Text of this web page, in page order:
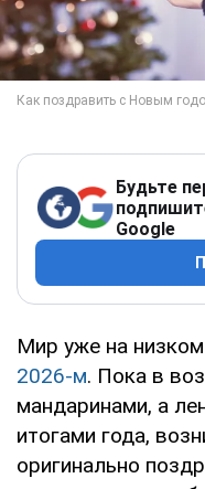
Будьте
Google
Мир уже на
2026-м. Пока в
мандаринами, а
итогами года,
оригинально